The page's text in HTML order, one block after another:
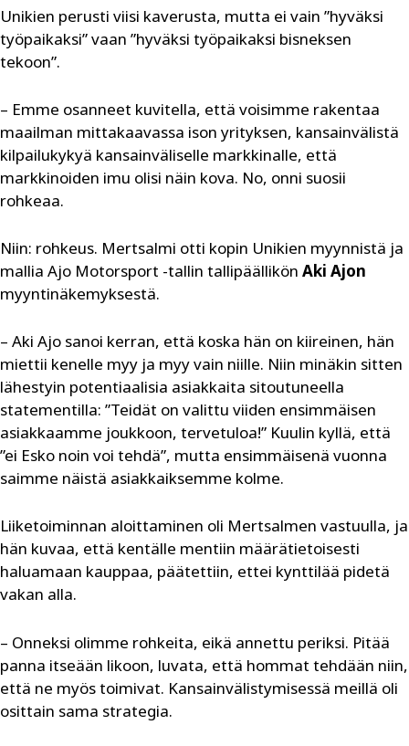
Unikien perusti viisi kaverusta, mutta ei vain ”hyväksi
työpaikaksi” vaan ”hyväksi työpaikaksi bisneksen
tekoon”.
– Emme osanneet kuvitella, että voisimme rakentaa
maailman mittakaavassa ison yrityksen, kansainvälistä
kilpailukykyä kansainväliselle markkinalle, että
markkinoiden imu olisi näin kova. No, onni suosii
rohkeaa.
Niin: rohkeus. Mertsalmi otti kopin Unikien myynnistä ja
mallia Ajo Motorsport -tallin tallipäällikön Aki Ajon
myyntinäkemyksestä.
– Aki Ajo sanoi kerran, että koska hän on kiireinen, hän
miettii kenelle myy ja myy vain niille. Niin minäkin sitten
lähestyin potentiaalisia asiakkaita sitoutuneella
statementilla: ”Teidät on valittu viiden ensimmäisen
asiakkaamme joukkoon, tervetuloa!” Kuulin kyllä, että
”ei Esko noin voi tehdä”, mutta ensimmäisenä vuonna
saimme näistä asiakkaiksemme kolme.
Liiketoiminnan aloittaminen oli Mertsalmen vastuulla, ja
hän kuvaa, että kentälle mentiin määrätietoisesti
haluamaan kauppaa, päätettiin, ettei kynttilää pidetä
vakan alla.
– Onneksi olimme rohkeita, eikä annettu periksi. Pitää
panna itseään likoon, luvata, että hommat tehdään niin,
että ne myös toimivat. Kansainvälistymisessä meillä oli
osittain sama strategia.